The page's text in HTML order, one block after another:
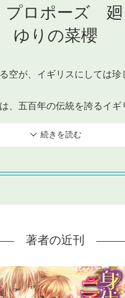
プロポーズ 廻
ゆりの菜櫻
が、イギリスにしては珍
五百年の伝統を誇るイギ
続きを読む
著者の近刊